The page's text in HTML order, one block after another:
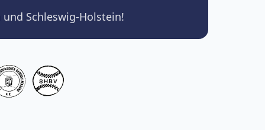
Schleswig-Holstein!